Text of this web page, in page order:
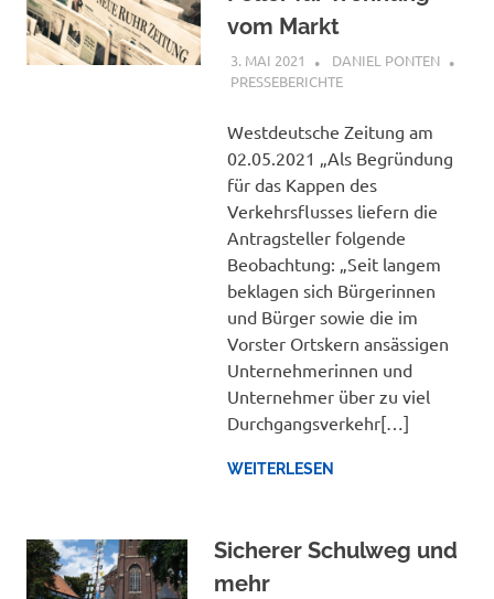
vom Markt
3. MAI 2021
DANIEL PONTEN
PRESSEBERICHTE
Westdeutsche Zeitung am
02.05.2021 „Als Begründung
für das Kappen des
Verkehrsflusses liefern die
Antragsteller folgende
Beobachtung: „Seit langem
beklagen sich Bürgerinnen
und Bürger sowie die im
Vorster Ortskern ansässigen
Unternehmerinnen und
Unternehmer über zu viel
Durchgangsverkehr[…]
WEITERLESEN
Sicherer Schulweg und
mehr